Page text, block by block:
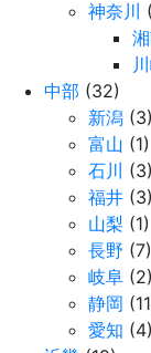
神奈川
中部 (32)
新潟 (3)
富山 (1)
石川 (3)
福井 (3)
山梨 (1)
長野 (7)
岐阜 (2)
静岡
愛知 (4)